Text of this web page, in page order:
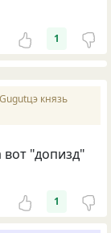
1
князь
"допизд"
1